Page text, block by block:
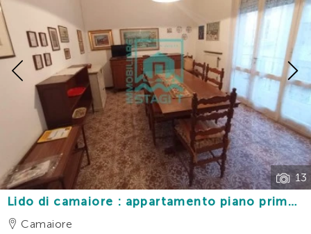
13
Previous
Lido di camaiore : appartamento piano primo
a 200m dal mare
Camaiore